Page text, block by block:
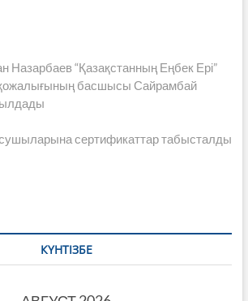
Назарбаев “Қазақстанның Еңбек Ері”
басшысы Сайрамбай
сертификаттар табысталды
КҮНТІЗБЕ